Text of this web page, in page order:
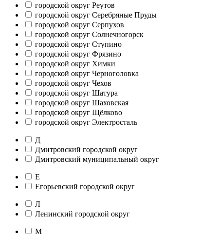
городской округ Реутов
городской округ Серебряные Пруды
городской округ Серпухов
городской округ Солнечногорск
городской округ Ступино
городской округ Фрязино
городской округ Химки
городской округ Черноголовка
городской округ Чехов
городской округ Шатура
городской округ Шаховская
городской округ Щёлково
городской округ Электросталь
Д
Дмитровский городской округ
Дмитровский муниципальный округ
Е
Егорьевский городской округ
Л
Ленинский городской округ
М